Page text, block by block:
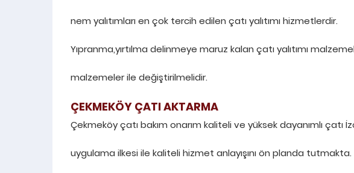
nem yalıtımları en çok tercih edilen çatı yalıtımı hizmetlerdir.
Yıpranma,yırtılma delinmeye maruz kalan çatı yalıtımı
malzemeler ile değiştirilmelidir.
ÇEKMEKÖY ÇATI AKTARMA
Çekmeköy çatı bakım onarım kaliteli ve yüksek dayanımlı çatı
uygulama ilkesi ile kaliteli hizmet anlayışını ön planda